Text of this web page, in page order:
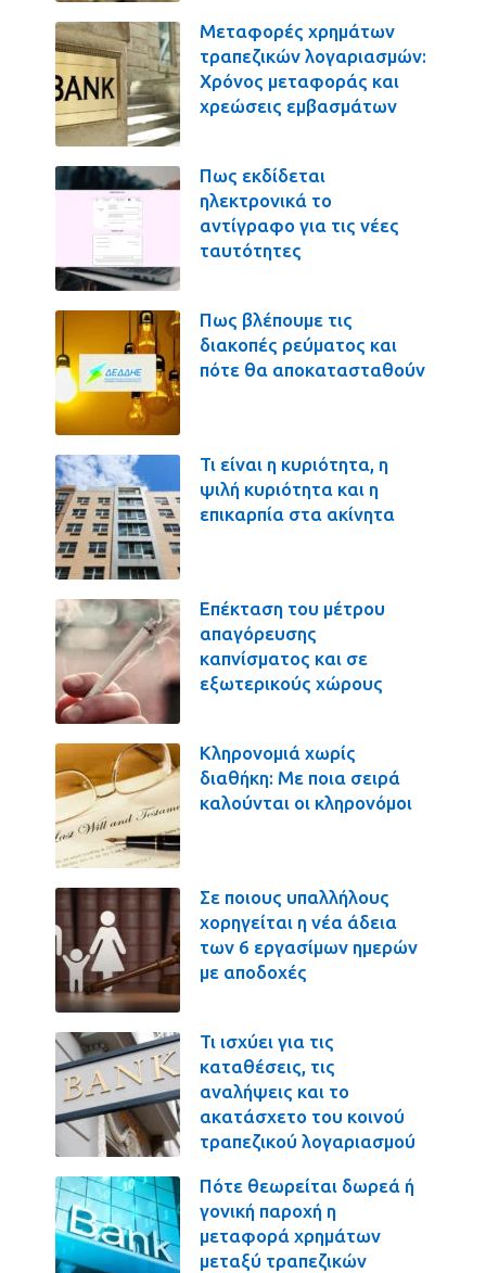
Μεταφορές χρημάτων
τραπεζικών λογαριασμών:
Χρόνος μεταφοράς και
χρεώσεις εμβασμάτων
Πως εκδίδεται
ηλεκτρονικά το
αντίγραφο για τις νέες
ταυτότητες
Πως βλέπουμε τις
διακοπές ρεύματος και
πότε θα αποκατασταθούν
Τι είναι η κυριότητα, η
ψιλή κυριότητα και η
επικαρπία στα ακίνητα
Επέκταση του μέτρου
απαγόρευσης
καπνίσματος και σε
εξωτερικούς χώρους
Κληρονομιά χωρίς
διαθήκη: Με ποια σειρά
καλούνται οι κληρονόμοι
Σε ποιους υπαλλήλους
χορηγείται η νέα άδεια
των 6 εργασίμων ημερών
με αποδοχές
Τι ισχύει για τις
καταθέσεις, τις
αναλήψεις και το
ακατάσχετο του κοινού
τραπεζικού λογαριασμού
Πότε θεωρείται δωρεά ή
γονική παροχή η
μεταφορά χρημάτων
μεταξύ τραπεζικών